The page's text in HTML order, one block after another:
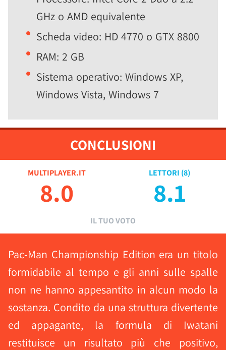
GHz o AMD equivalente
Scheda video: HD 4770 o GTX 8800
RAM: 2 GB
Sistema operativo: Windows XP,
Windows Vista, Windows 7
CONCLUSIONI
MULTIPLAYER.IT
8.0
LETTORI (8)
8.1
IL TUO VOTO
Pac-Man Championship Edition era un titolo
formidabile al tempo e gli anni sulle spalle
non ne hanno appesantito in alcun modo la
sostanza. Condito da una struttura divertente
ed appagante, la formula di Iwatani
restituisce un risultato più che positivo,